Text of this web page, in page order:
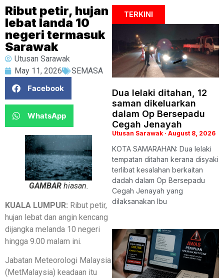
Ribut petir, hujan
lebat landa 10
negeri termasuk
Sarawak
Utusan Sarawak
May 11, 2026
SEMASA
Facebook
WhatsApp
GAMBAR hiasan.
KUALA LUMPUR: Ribut petir,
hujan lebat dan angin kencang
dijangka melanda 10 negeri
hingga 9.00 malam ini.
Jabatan Meteorologi Malaysia
(MetMalaysia) keadaan itu
TERKINI
Dua lelaki ditahan, 12
saman dikeluarkan
dalam Op Bersepadu
Cegah Jenayah
Utusan Sarawak August 8, 2026
KOTA SAMARAHAN: Dua lelaki
tempatan ditahan kerana disyaki
terlibat kesalahan berkaitan
dadah dalam Op Bersepadu
Cegah Jenayah yang
dilaksanakan Ibu